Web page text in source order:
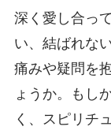
深く愛し合っ
い、結ばれな
痛みや疑問を
ょうか。もし
く、スピリチ